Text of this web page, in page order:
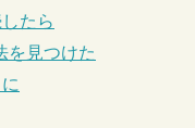
たら
を見つけた